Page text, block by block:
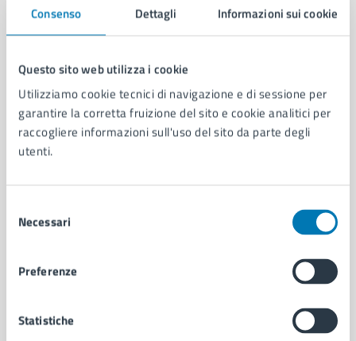
Consenso Dettagli Informazioni sui cookie
Questo sito web utilizza i cookie
Utilizziamo cookie tecnici di navigazione e di sessione per
garantire la corretta fruizione del sito e cookie analitici per
raccogliere informazioni sull'uso del sito da parte degli
utenti.
delNecessari
Preferenze
Statistiche
Comune di Napoli
AMMINISTRAZIONE
Aree amministrative
Uffici
Enti e fondazioni
Personale amministrativo